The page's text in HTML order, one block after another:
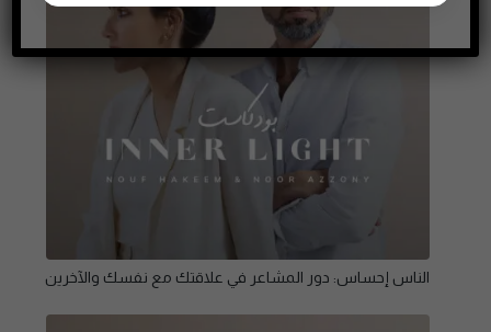
الناس إحساس: دور المشاعر في علاقتك مع نفسك والآخرين